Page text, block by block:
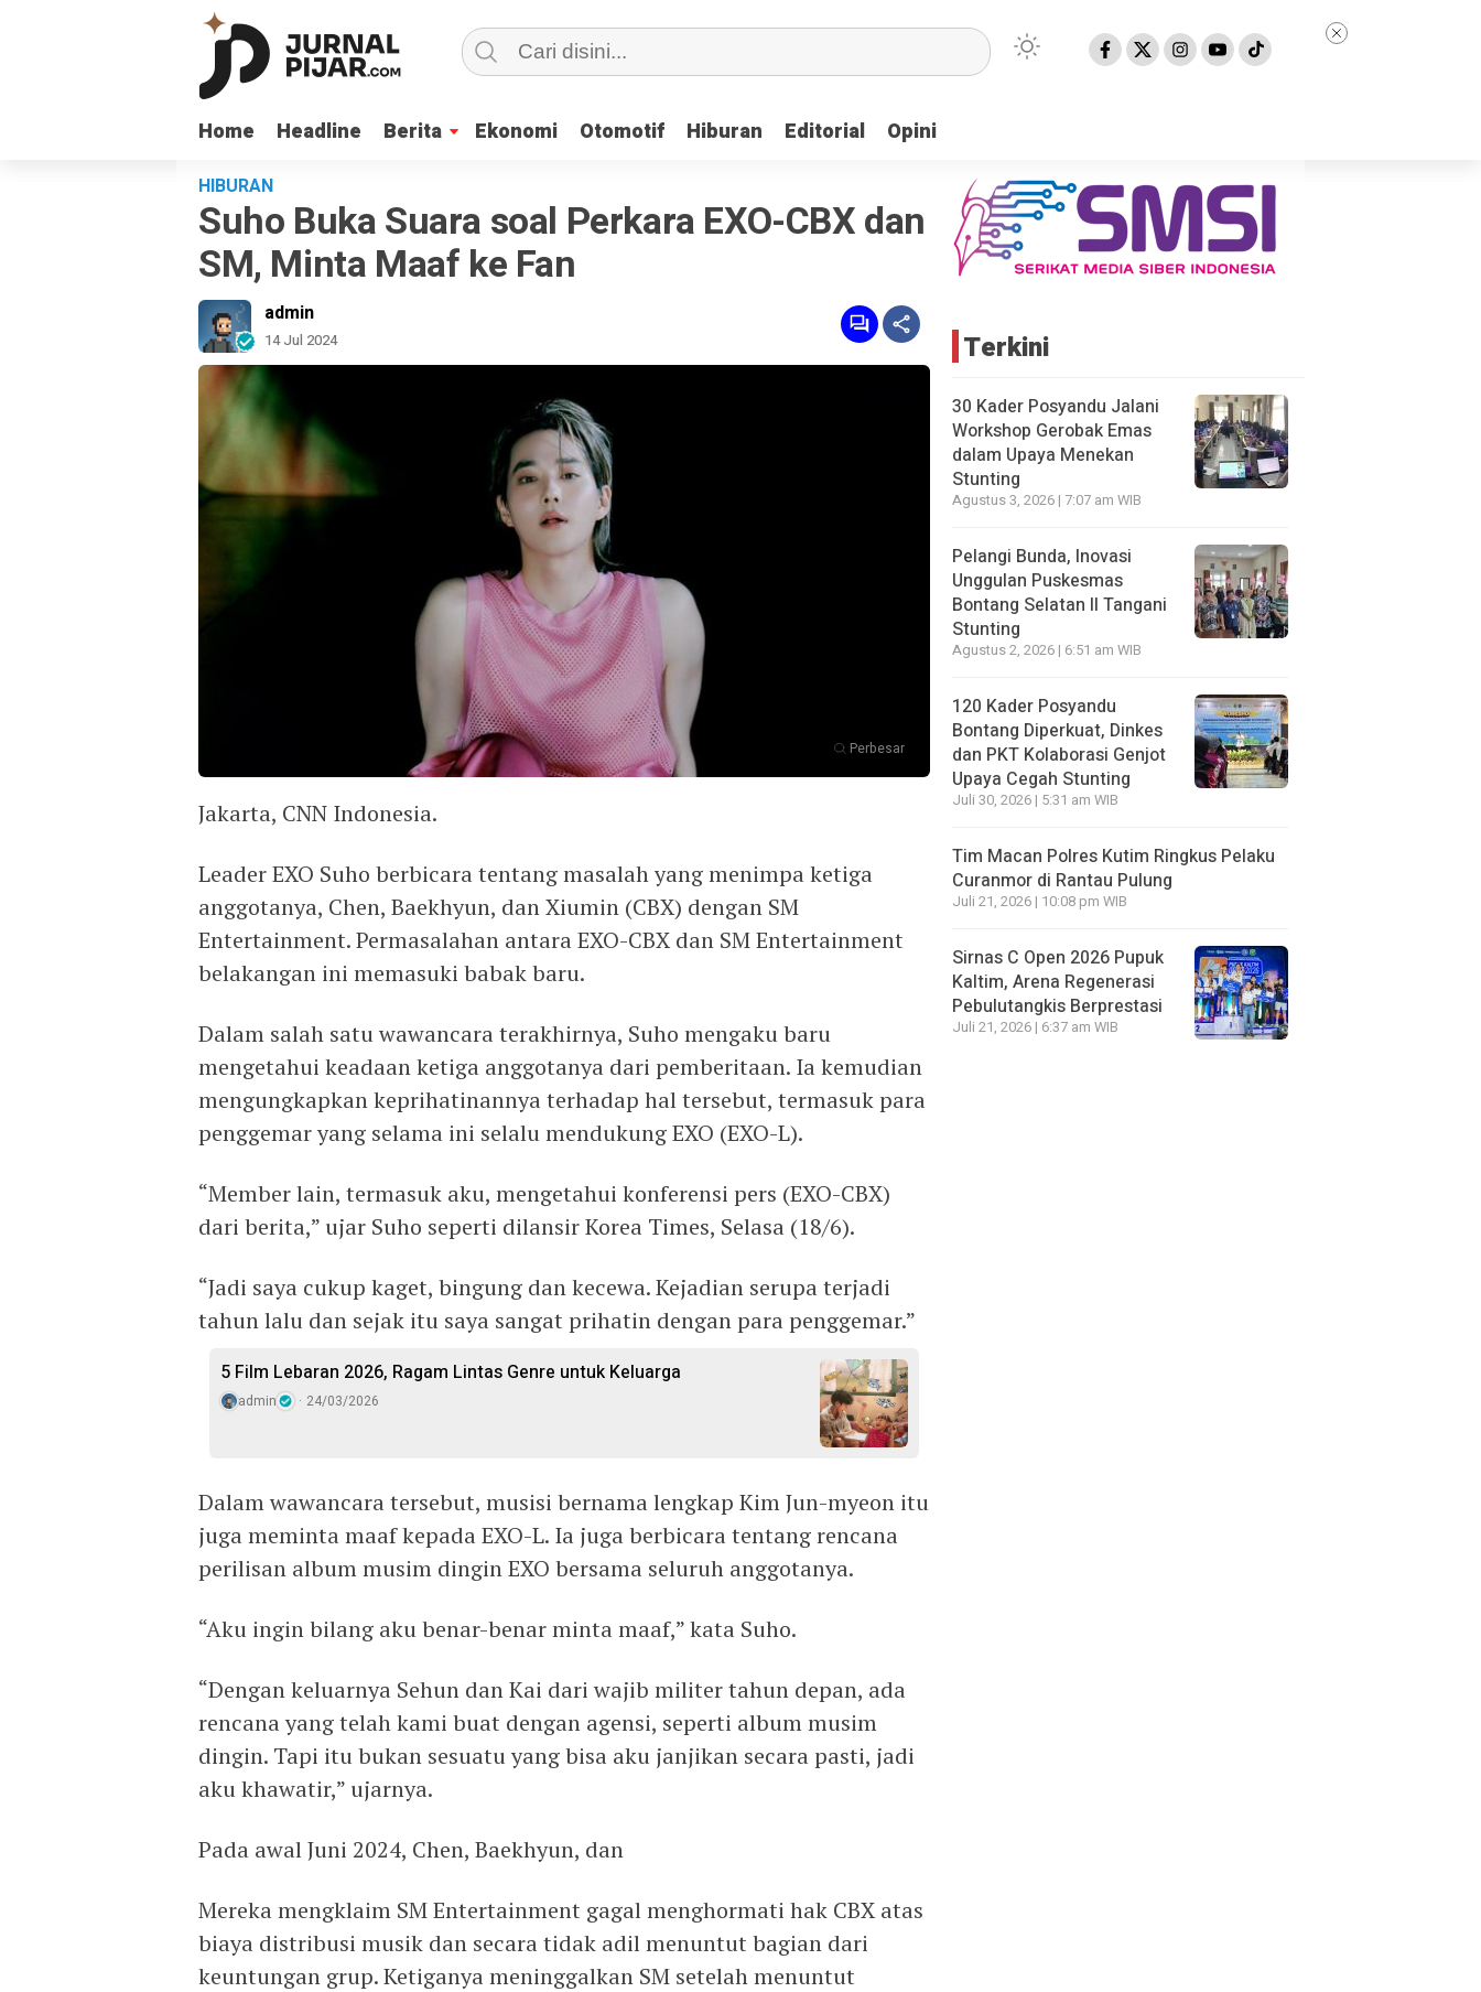
Home Headline Berita Ekonomi Otomotif Hiburan Editorial Opini
Home Headline Berita Ekonomi Otomotif Hiburan Editorial Opini
HIBURAN
Suho Buka Suara soal Perkara EXO-CBX dan
SM, Minta Maaf ke Fan
admin
14 Jul 2024
Perbesar
Jakarta, CNN Indonesia.
Leader EXO Suho berbicara tentang masalah yang menimpa ketiga
anggotanya, Chen, Baekhyun, dan Xiumin (CBX) dengan SM
Entertainment. Permasalahan antara EXO-CBX dan SM Entertainment
belakangan ini memasuki babak baru.
Dalam salah satu wawancara terakhirnya, Suho mengaku baru
mengetahui keadaan ketiga anggotanya dari pemberitaan. Ia kemudian
mengungkapkan keprihatinannya terhadap hal tersebut, termasuk para
penggemar yang selama ini selalu mendukung EXO (EXO-L).
“Member lain, termasuk aku, mengetahui konferensi pers (EXO-CBX)
dari berita,” ujar Suho seperti dilansir Korea Times, Selasa (18/6).
“Jadi saya cukup kaget, bingung dan kecewa. Kejadian serupa terjadi
tahun lalu dan sejak itu saya sangat prihatin dengan para penggemar.”
5 Film Lebaran 2026, Ragam Lintas Genre untuk Keluarga
admin 24/03/2026
Dalam wawancara tersebut, musisi bernama lengkap Kim Jun-myeon itu
juga meminta maaf kepada EXO-L. Ia juga berbicara tentang rencana
perilisan album musim dingin EXO bersama seluruh anggotanya.
“Aku ingin bilang aku benar-benar minta maaf,” kata Suho.
“Dengan keluarnya Sehun dan Kai dari wajib militer tahun depan, ada
rencana yang telah kami buat dengan agensi, seperti album musim
dingin. Tapi itu bukan sesuatu yang bisa aku janjikan secara pasti, jadi
aku khawatir,” ujarnya.
Pada awal Juni 2024, Chen, Baekhyun, dan
Mereka mengklaim SM Entertainment gagal menghormati hak CBX atas
biaya distribusi musik dan secara tidak adil menuntut bagian dari
keuntungan grup. Ketiganya meninggalkan SM setelah menuntut
Terkini
30 Kader Posyandu Jalani
Workshop Gerobak Emas
dalam Upaya Menekan
Stunting
Agustus 3, 2026 | 7:07 am WIB
Pelangi Bunda, Inovasi
Unggulan Puskesmas
Bontang Selatan II Tangani
Stunting
Agustus 2, 2026 | 6:51 am WIB
120 Kader Posyandu
Bontang Diperkuat, Dinkes
dan PKT Kolaborasi Genjot
Upaya Cegah Stunting
Juli 30, 2026 | 5:31 am WIB
Tim Macan Polres Kutim Ringkus Pelaku
Curanmor di Rantau Pulung
Juli 21, 2026 | 10:08 pm WIB
Sirnas C Open 2026 Pupuk
Kaltim, Arena Regenerasi
Pebulutangkis Berprestasi
Juli 21, 2026 | 6:37 am WIB